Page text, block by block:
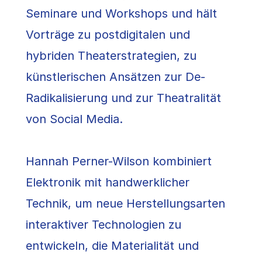
Seminare und Workshops und hält
Vorträge zu postdigitalen und
hybriden Theaterstrategien, zu
künstlerischen Ansätzen zur De-
Radikalisierung und zur Theatralität
von Social Media.
Hannah Perner-Wilson kombiniert
Elektronik mit handwerklicher
Technik, um neue Herstellungsarten
interaktiver Technologien zu
entwickeln, die Materialität und